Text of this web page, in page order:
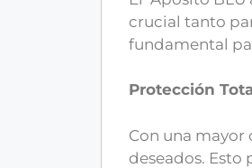
crucial tanto
fundamental
Protección
Con una
deseados. Esto